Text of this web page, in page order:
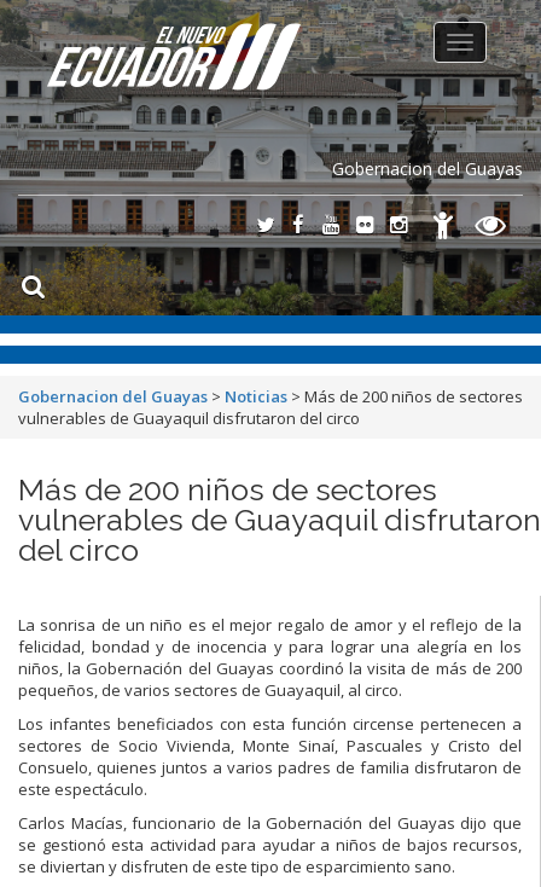
Gobernacion del Guayas
Toggle
navigation
Gobernacion del Guayas > Noticias > Más de 200 niños de sectores
vulnerables de Guayaquil disfrutaron del circo
Más de 200 niños de sectores
vulnerables de Guayaquil disfrutaron
del circo
La sonrisa de un niño es el mejor regalo de amor y el reflejo de la
felicidad, bondad y de inocencia y para lograr una alegría en los
niños, la Gobernación del Guayas coordinó la visita de más de 200
pequeños, de varios sectores de Guayaquil, al circo.
Los infantes beneficiados con esta función circense pertenecen a
sectores de Socio Vivienda, Monte Sinaí, Pascuales y Cristo del
Consuelo, quienes juntos a varios padres de familia disfrutaron de
este espectáculo.
Carlos Macías, funcionario de la Gobernación del Guayas dijo que
se gestionó esta actividad para ayudar a niños de bajos recursos,
se diviertan y disfruten de este tipo de esparcimiento sano.